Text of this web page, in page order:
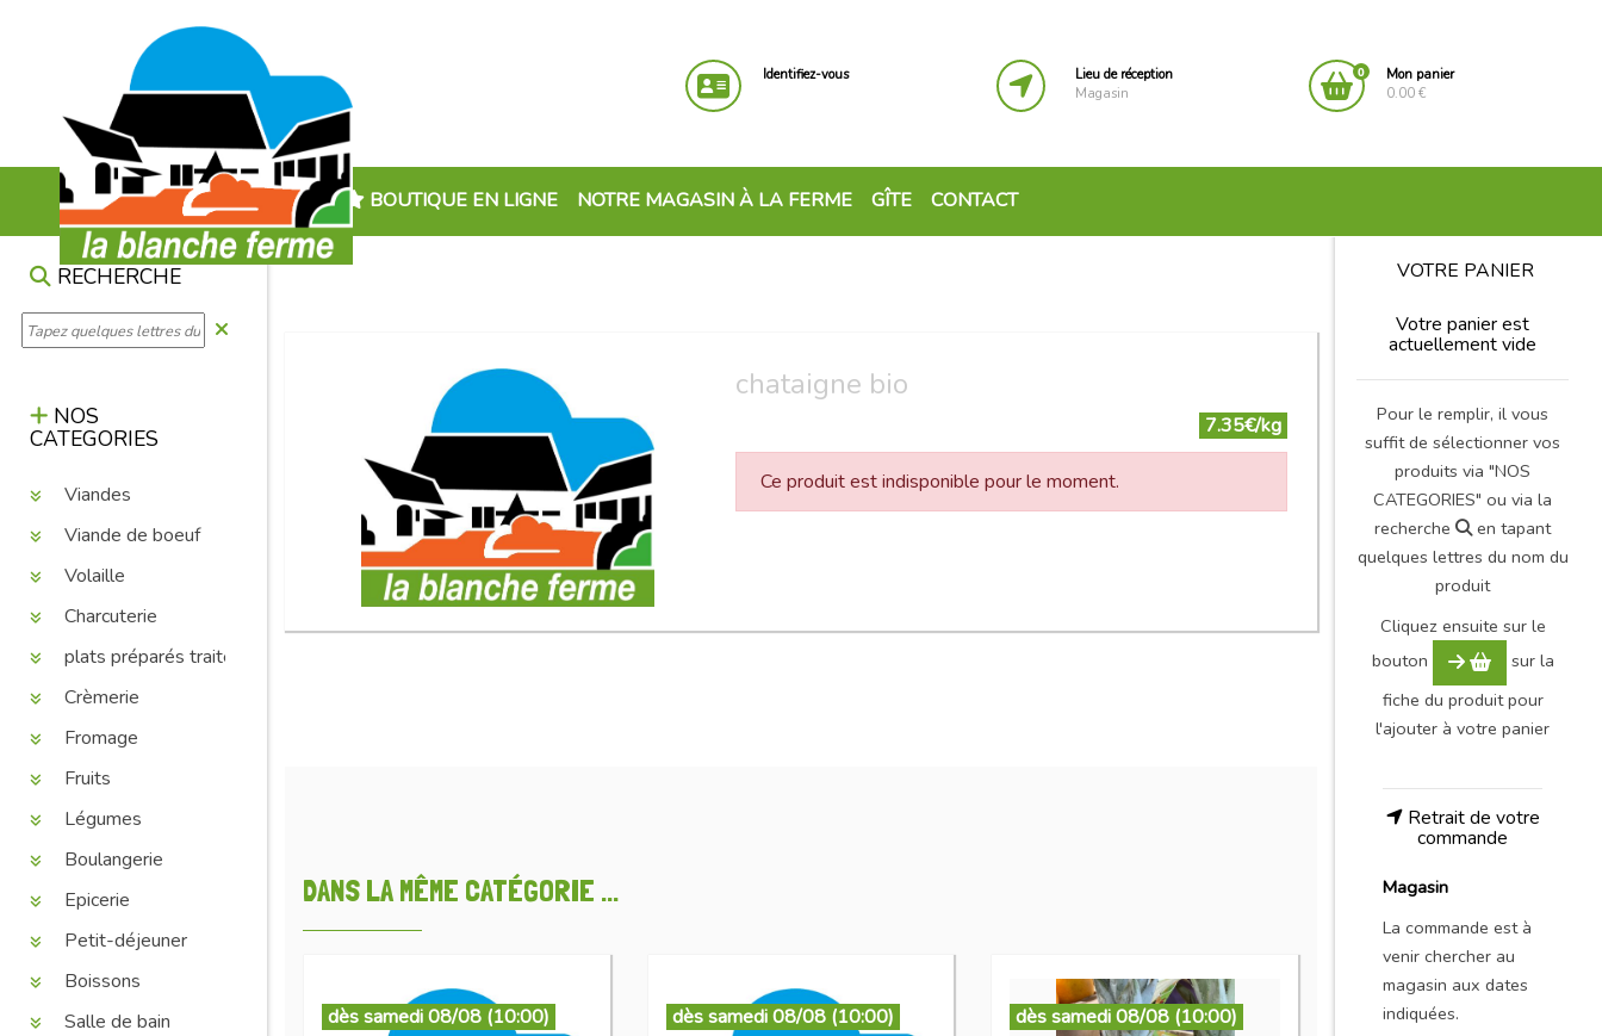
Identifiez-vous
Lieu de réception
Magasin
0
Mon panier
0.00 €
BOUTIQUE EN LIGNE NOTRE MAGASIN À LA FERME GÎTE CONTACT
RECHERCHE
NOS
CATEGORIES
Viandes
Viande de boeuf
Volaille
Charcuterie
plats préparés traiteur
Crèmerie
Fromage
Fruits
Légumes
Boulangerie
Epicerie
Petit-déjeuner
Boissons
Salle de bain
chataigne bio
7.35€/kg
Ce produit est indisponible pour le moment.
DANS LA MÊME CATÉGORIE ...
dès samedi 08/08 (10:00) dès samedi 08/08 (10:00) dès samedi 08/08 (10:00)
VOTRE PANIER
Votre panier est
actuellement vide
Pour le remplir, il vous
suffit de sélectionner vos
produits via "NOS
CATEGORIES" ou via la
recherche
en tapant
quelques lettres du nom du
produit
Cliquez ensuite sur le
bouton
sur la
fiche du produit pour
l'ajouter à votre panier
Retrait de votre
commande
Magasin
La commande est à
venir chercher au
magasin aux dates
indiquées.